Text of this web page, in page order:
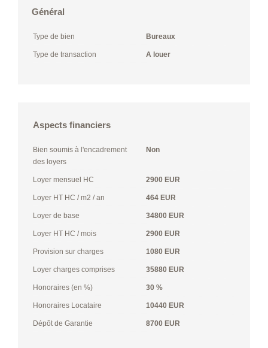
Général
Type de bien Bureaux
Type de transaction A louer
Aspects financiers
Bien soumis à l'encadrement
des loyers
Non
Loyer mensuel HC 2900 EUR
Loyer HT HC / m2 / an 464 EUR
Loyer de base 34800 EUR
Loyer HT HC / mois 2900 EUR
Provision sur charges 1080 EUR
Loyer charges comprises 35880 EUR
Honoraires (en %) 30 %
Honoraires Locataire 10440 EUR
Dépôt de Garantie 8700 EUR